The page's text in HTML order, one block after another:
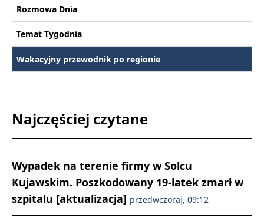
Rozmowa Dnia
Temat Tygodnia
Wakacyjny przewodnik po regionie
Najczęściej czytane
Wypadek na terenie firmy w Solcu
Kujawskim. Poszkodowany 19-latek zmarł w
szpitalu [aktualizacja] przedwczoraj, 09:12